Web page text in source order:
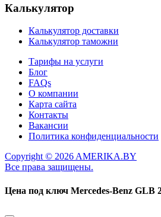
Калькулятор
Калькулятор доставки
Калькулятор таможни
Тарифы на услуги
Блог
FAQs
О компании
Карта сайта
Контакты
Вакансии
Политика конфиденциальности
Copyright © 2026 AMERIKA.BY
Все права защищены.
Цена под ключ Mercedes-Benz GLB